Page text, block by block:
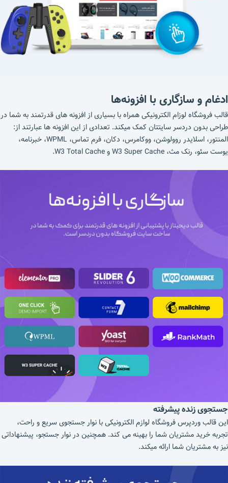
ادغام و سازگاری با افزونه‌ها
قالب فروشگاه لوزام الکترونیکی همراه با بسیاری از افزونه های قدرتمند به شما در
طراحی بدون دردسر سایتتان کمک میکند. تعدادی از این افزونه ها عبارتند از:
المنتور، اسلایدر روولوشن، ووکامرس، دکان، فرم تماس، WPML، خبرنامه،
یوست سئو، رنک مث، W3 Super Cache و W3 Total Cache.
جستجوی زنده پیشرفته
این قالب وردپرس فروشگاه لوازم الکترونیکی با نوار جستجوی سریع و راحت،
تجربه خرید مشتریان شما را بهینه می کند. همچنین در نوار جستجو، پیشنهاداتی
نیز به مشتریان شما ارائه میکند.